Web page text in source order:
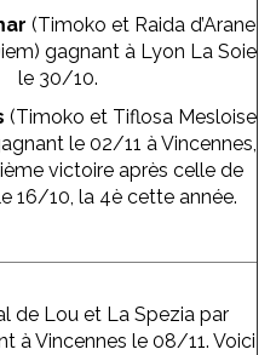
(Timoko et Raida d’Arane
gagnant à Lyon La Soie
le 30/10.
(Timoko et Tiflosa Mesloise
le 02/11 à Vincennes,
victoire après celle de
16/10, la 4è cette année.
de Lou et La Spezia par
à Vincennes le 08/11. Voici